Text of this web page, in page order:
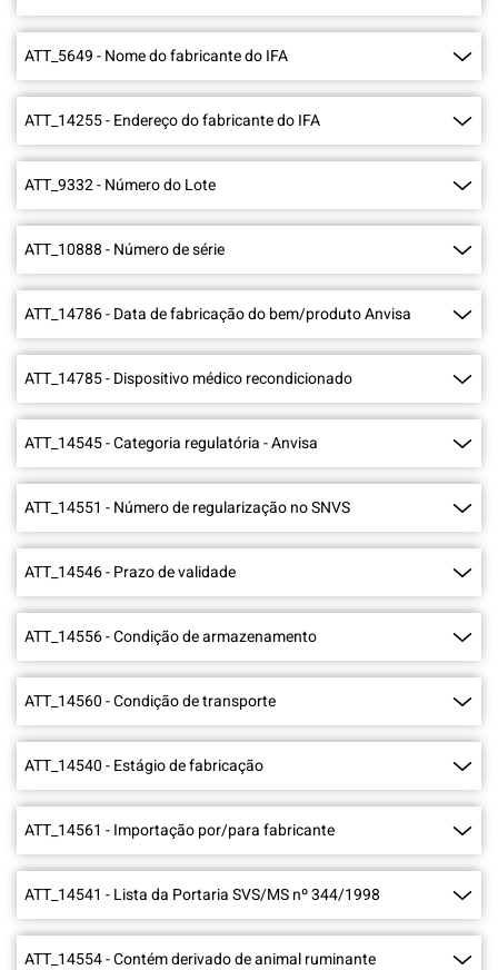
ATT_5649 - Nome do fabricante do IFA
ATT_14255- Endereço do fabricante do IFA
ATT_9332- Número do Lote
ATT_10888 - Número de série
ATT_14786- Data de fabricação do bem/produto Anvisa
ATT_14785- Dispositivo médico recondicionado
ATT_14545-Categoria regulatória - Anvisa
ATT_14551 - Número de regularização no SNVS
ATT_14546- Prazo de validade
ATT_14556-Condição de armazenamento
ATT_14560 -Condição de transporte
ATT_14540 - Estágio de fabricação
ATT_14561 - Importação por/para fabricante
ATT_14541 - Lista da Portaria SVS/MS nº 344/1998
ATT_14554-Contém derivado de animal ruminante